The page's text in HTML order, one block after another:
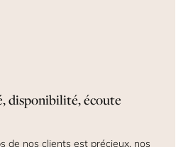
disponibilité, écoute
de nos clients est précieux, nos